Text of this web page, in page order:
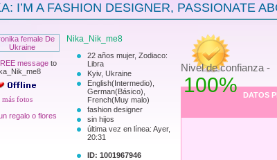
I’M A FASHION DESIGNER, PASSIONATE
message to
más fotos
regalo o flores
Nika_Nik_me8
22 años mujer, Zodiaco:
Libra
Kyiv, Ukraine
English(Intermedio),
German(Básico),
French(Muy malo)
fashion designer
sin hijos
última vez en línea: Ayer,
20:31
ID: 1001967946
Nivel de confianza -
100%
DATOS